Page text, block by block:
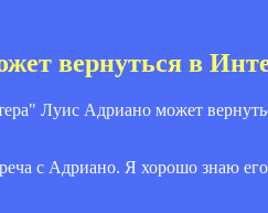
вернуться в
Луис Адриано может
с Адриано. Я хорошо знаю